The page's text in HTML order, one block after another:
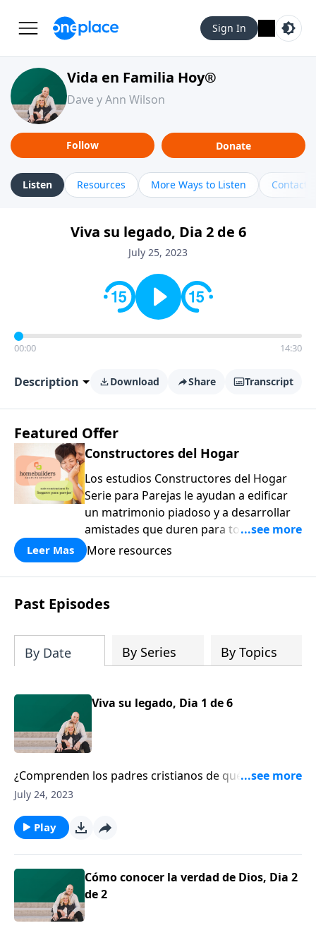
Sign In
Vida en Familia Hoy®
Dave y Ann Wilson
Follow Donate
Listen Resources More Ways to Listen Contact
Viva su legado, Dia 2 de 6
July 25, 2023
00:00 14:30
Description Download Share Transcript
Featured Offer
Constructores del Hogar
Los estudios Constructores del Hogar
Serie para Parejas le ayudan a edificar
un matrimonio piadoso y a desarrollar
amistades que duren para toda la vida.
¡Únase a uno de los estudios de grupos
a casa los principios de la Palabra de
Dios para compartirlos con su familia,
su iglesia y su comunidad!
Leer Mas More resources
Past Episodes
By Date By Series By Topics
Viva su legado, Dia 1 de 6
¿Comprenden los padres cristianos de qué se trata la
paternidad? Hoy escucharemos sobre nuestra
ser un buen ejemplo para nuestros hijos en boca de
nuestro amigo, el doctor Crawford Loritts. ¿Qué clase
de legado quisiera dejarle a la próxima generación?
July 24, 2023
Play
Cómo conocer la verdad de Dios, Dia 2
de 2